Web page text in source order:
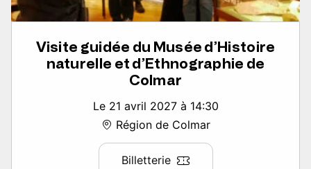
Visite guidée du Musée d’Histoire
naturelle et d’Ethnographie de
Colmar
Le 21 avril 2027 à 14:30
Région de Colmar
Billetterie